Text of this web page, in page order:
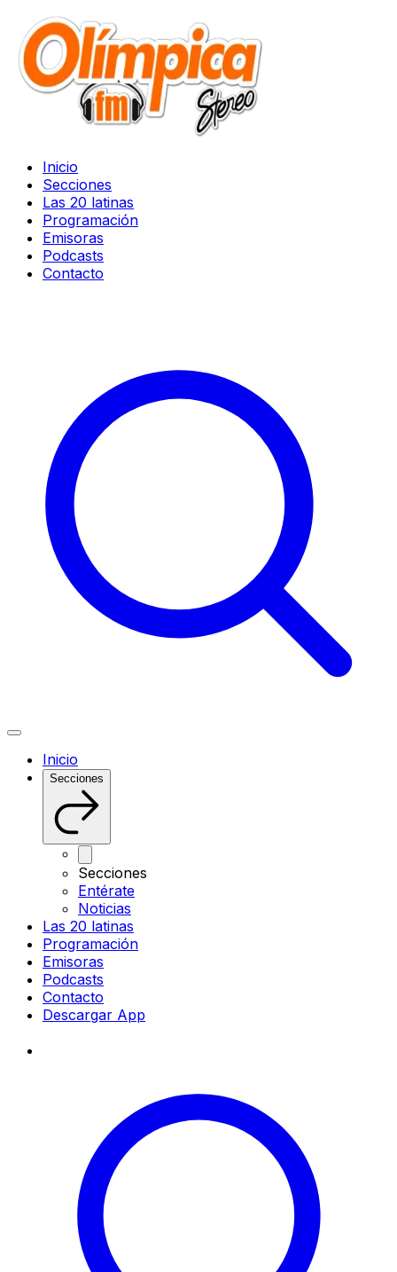
Inicio
Secciones
Las 20 latinas
Programación
Emisoras
Podcasts
Contacto
Inicio
Secciones
Secciones
Entérate
Noticias
Las 20 latinas
Programación
Emisoras
Podcasts
Contacto
Descargar App